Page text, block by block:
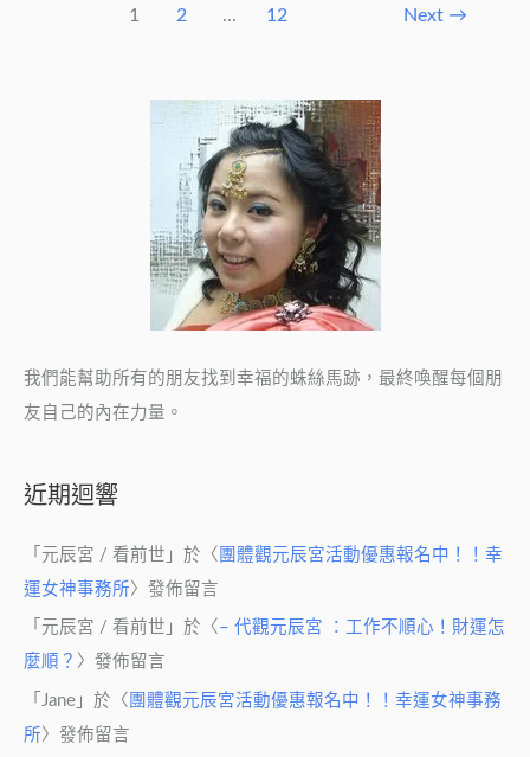
1 2 ... 12 Next →
我們能幫助所有的朋友找到幸福的蛛絲馬跡，最終喚醒每個朋
友自己的內在力量。
近期迴響
「 元辰宮 / 看前世 」於〈 團體觀元辰宮活動優惠報名中！！幸
運女神事務所〉發佈留言
「 元辰宮 / 看前世 」於〈 – 代觀元辰宮 ：工作不順心！財運怎
麼順？ 〉發佈留言
「 Jane 」於〈 團體觀元辰宮活動優惠報名中！！幸運女神事務
所〉發佈留言